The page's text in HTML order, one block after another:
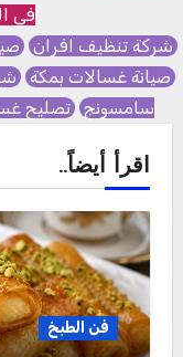
في
شركة تنظيف افران
صيانة غسالات بمكة
سامسونج تصليح
اقرأ أيضاً..
فن الطبخ